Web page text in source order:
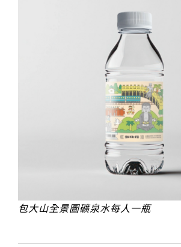
包大山全景圖礦泉水每人一瓶